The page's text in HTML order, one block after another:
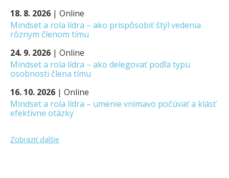
18. 8. 2026 | Online
Mindset a rola lídra – ako prispôsobiť štýl vedenia
rôznym členom tímu
24. 9. 2026 | Online
Mindset a rola lídra – ako delegovať podľa typu
osobnosti člena tímu
16. 10. 2026 | Online
Mindset a rola lídra – umenie vnímavo počúvať a klásť
efektívne otázky
Zobraziť ďalšie